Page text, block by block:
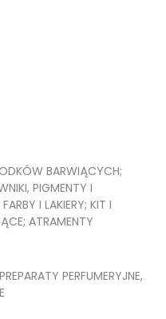
BARWIĄCYCH;
PIGMENTY I
I LAKIERY; KIT I
ATRAMENTY
PERFUMERYJNE,